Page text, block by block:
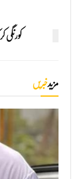
مزیدخبریں